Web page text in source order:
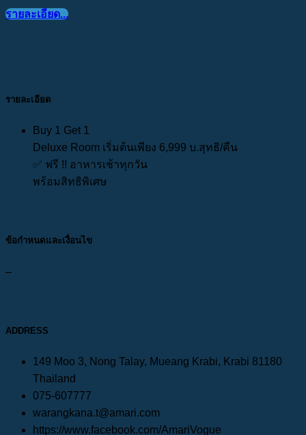
รายละเอียด...
รายละเอียด
Buy 1 Get 1
Deluxe Room เริ่มต้นเพียง 6,999 บ.สุทธิ/คืน
✅ ฟรี !! อาหารเช้าทุกวัน
พร้อมสิทธิพิเศษ
ข้อกำหนดและเงื่อนไข
–
ADDRESS
149 Moo 3, Nong Talay, Mueang Krabi, Krabi 81180
Thailand
075-607777
warangkana.t@amari.com
https://www.facebook.com/AmariVogue